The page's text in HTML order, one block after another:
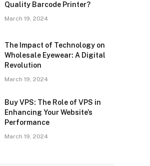
Quality Barcode Printer?
March 19, 2024
The Impact of Technology on
Wholesale Eyewear: A Digital
Revolution
March 19, 2024
Buy VPS: The Role of VPS in
Enhancing Your Website’s
Performance
March 19, 2024